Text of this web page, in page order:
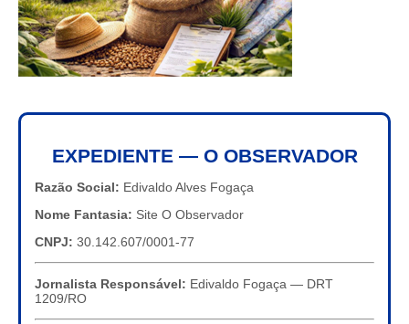
EXPEDIENTE — O OBSERVADOR
Razão Social: Edivaldo Alves Fogaça
Nome Fantasia: Site O Observador
CNPJ: 30.142.607/0001-77
Jornalista Responsável: Edivaldo Fogaça — DRT
1209/RO